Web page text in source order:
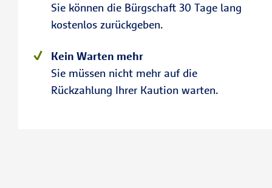
Sie können die Bürgschaft 30 Tage lang
kostenlos zurückgeben.
Kein Warten mehr
Sie müssen nicht mehr auf die
Rückzahlung Ihrer Kaution warten.